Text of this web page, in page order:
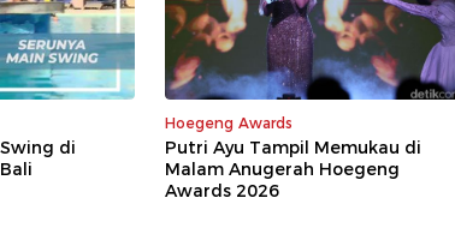
di
Hoegeng Awards
Putri Ayu Tampil Memukau di
Malam Anugerah Hoegeng
Awards 2026